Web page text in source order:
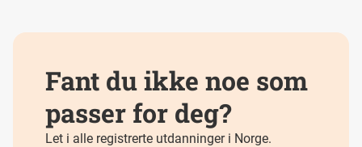
Fant du ikke noe som
passer for deg?
Let i alle registrerte utdanninger i Norge.